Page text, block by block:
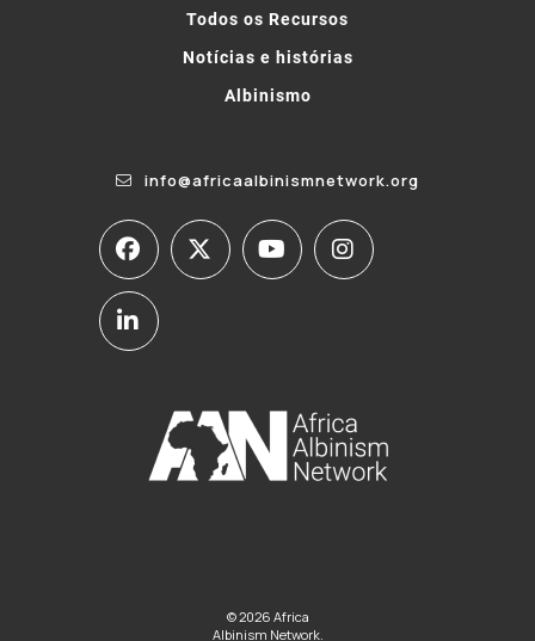
Todos os Recursos
Notícias e histórias
Albinismo
info@africaalbinismnetwork.org
© 2026 Africa
Albinism Network.